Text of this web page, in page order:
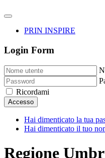
PRIN INSPIRE
Login Form
Ricordami
Accesso
Hai dimenticato la tua
Hai dimenticato il tuo
Regione